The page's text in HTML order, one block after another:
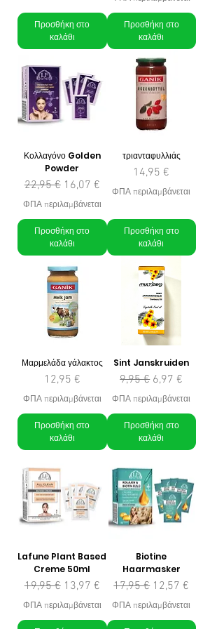
Προσθήκη στο
καλάθι
Προσθήκη στο
καλάθι
Κολλαγόνο Golden
Powder
Κανονική τιμή
22,95 € Τιμή Έκπτωσης
16,07 €
ΦΠΑ περιλαμβάνεται
Προσθήκη στο
καλάθι
τριανταφυλλιάς
Τιμή
14,95 €
ΦΠΑ περιλαμβάνεται
Προσθήκη στο
καλάθι
Μαρμελάδα γάλακτος
Τιμή
12,95 €
ΦΠΑ περιλαμβάνεται
Προσθήκη στο
καλάθι
Sint Janskruiden
Κανονική τιμή
9,95 € Τιμή Έκπτωσης
6,97 €
ΦΠΑ περιλαμβάνεται
Προσθήκη στο
καλάθι
Lafune Plant Based
Creme 50ml
Κανονική τιμή
19,95 € Τιμή Έκπτωσης
13,97 €
ΦΠΑ περιλαμβάνεται
Biotine
Haarmasker
Κανονική τιμή
17,95 € Τιμή Έκπτωσης
12,57 €
ΦΠΑ περιλαμβάνεται